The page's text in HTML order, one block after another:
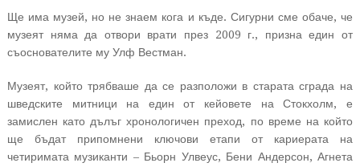
Ще има музей, но не знаем кога и къде. Сигурни сме обаче, че
музеят няма да отвори врати през 2009 г., призна един от
съоснователите му Улф Вестман.
Музеят, който трябваше да се разположи в старата сграда на
шведските митници на един от кейовете на Стокхолм, е
замислен като дълъг хронологичен преход, по време на който
ще бъдат припомнени ключови етапи от кариерата на
четиримата музиканти – Бьорн Улвеус, Бени Андерсон, Агнета